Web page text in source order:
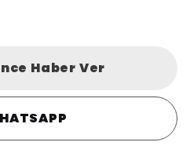
Haber Ver